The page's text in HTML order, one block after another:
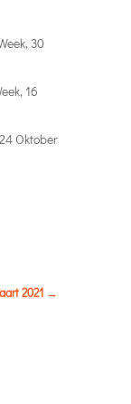
30
16
Oktober
2021 →